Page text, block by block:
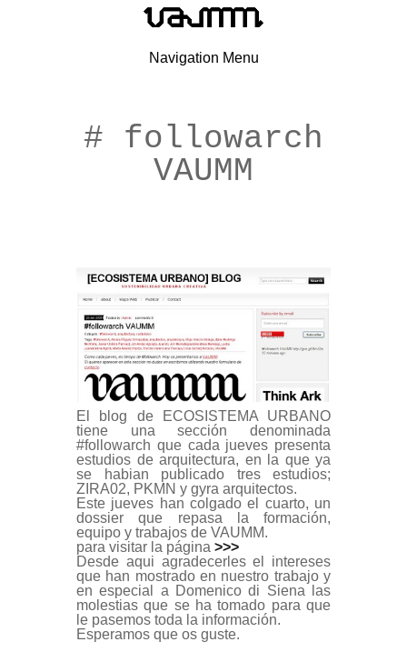
Navigation Menu
# followarch
VAUMM
El blog de
ECOSISTEMA URBANO
tiene una sección denominada
#followarch que cada jueves presenta
estudios de arquitectura, en la que ya
se habian publicado tres estudios;
ZIRA02, PKMN y gyra arquitectos.
Este jueves han colgado el cuarto, un
dossier que repasa la formación,
equipo y trabajos de VAUMM.
para visitar la página >>>
Desde aqui agradecerles el intereses
que han mostrado en nuestro trabajo y
en especial a Domenico di Siena las
molestias que se ha tomado para que
le pasemos toda la información.
Esperamos que os guste.